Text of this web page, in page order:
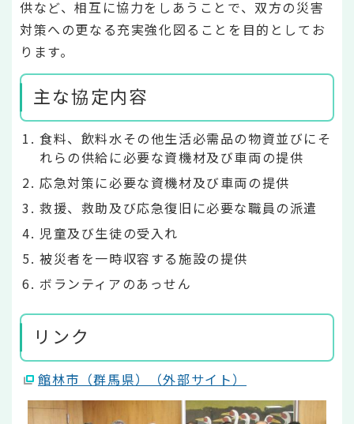
供など、相互に協力をしあうことで、双方の災害
対策への更なる充実強化図ることを目的としてお
ります。
主な協定内容
食料、飲料水その他生活必需品の物資並びにそ
れらの供給に必要な資機材及び車両の提供
応急対策に必要な資機材及び車両の提供
救援、救助及び応急復旧に必要な職員の派遣
児童及び生徒の受入れ
被災者を一時収容する施設の提供
ボランティアのあっせん
リンク
館林市（群馬県）（外部サイト）